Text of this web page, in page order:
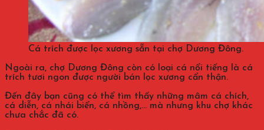
Cá trích được lọc xương sẵn tại chợ Dương Đông.
Ngoài ra, chợ Dương Đông còn có loại cá nổi tiếng là cá
trích tươi ngon được người bán lọc xương cẩn thận.
Đến đây bạn cũng có thể tìm thấy những mâm cá chích,
cá diễn, cá nhái biển, cá nhồng,… mà nhưng khu chợ khác
chưa chắc đã có.